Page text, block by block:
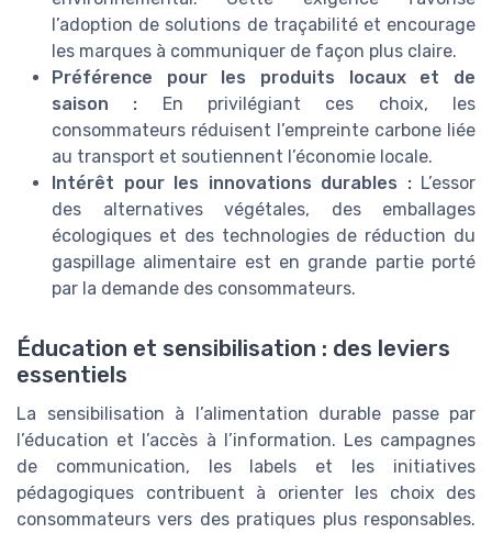
l’adoption de solutions de traçabilité et encourage
les marques à communiquer de façon plus claire.
Préférence pour les produits locaux et de
saison : En privilégiant ces choix, les
consommateurs réduisent l’empreinte carbone liée
au transport et soutiennent l’économie locale.
Intérêt pour les innovations durables :L’essor
des alternatives végétales, des emballages
écologiques et des technologies de réduction du
gaspillage alimentaire est en grande partie porté
par la demande des consommateurs.
Éducation et sensibilisation : des leviers
essentiels
La sensibilisation à l’alimentation durable passe par
l’éducation et l’accès à l’information. Les campagnes
de communication, les labels et les initiatives
pédagogiques contribuent à orienter les choix des
consommateurs vers des pratiques plus responsables.